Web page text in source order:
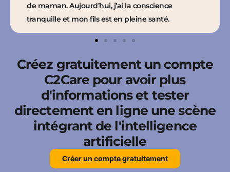
de maman. Aujourd’hui, j’ai la conscience
tranquille et mon fils est en pleine santé.
Créez gratuitement un compte
C2Care pour avoir plus
d'informations et tester
directement en ligne une scène
intégrant de l'intelligence
artificielle
Créer un compte gratuitement